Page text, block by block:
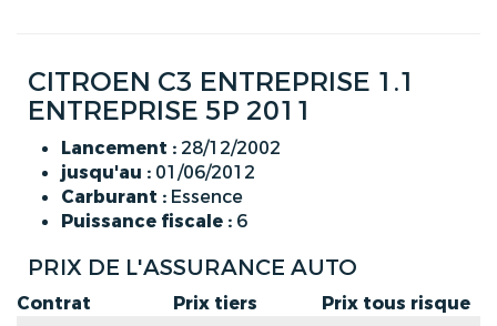
CITROEN C3 ENTREPRISE 1.1
ENTREPRISE 5P 2011
Lancement : 28/12/2002
jusqu'au : 01/06/2012
Carburant : Essence
Puissance fiscale : 6
PRIX DE L'ASSURANCE AUTO
Contrat Prix tiers
Prix tous risque